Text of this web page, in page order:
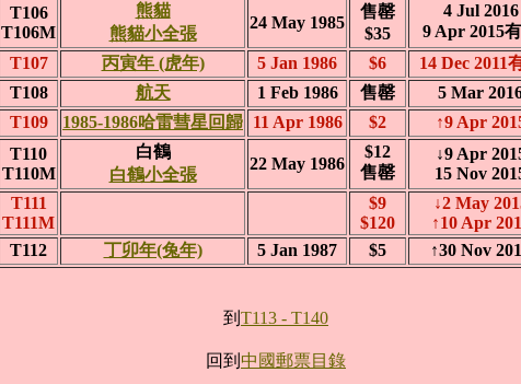
T106
T106M
熊貓
熊貓小全張
24 May 1985
售罄
$35
4 Jul 2016
9 Apr 2015
T107
丙寅年 (虎年) 5 Jan 1986 $6
14 Dec 2011
T108
航天 1 Feb 1986 售罄
5 Mar
T109
1985-1986哈雷彗星回歸 11 Apr 1986 $2
↑9 Apr
T110
T110M
白鶴
白鶴小全張
22 May 1986
$12
售罄
↓9 Apr
15 Nov
T111
T111M
$9
$120
↓2 May
↑10 Apr
T112
丁卯年(兔年) 5 Jan 1987 $5 ↑30 Nov
到 T113 - T140
回到 中國郵票目錄